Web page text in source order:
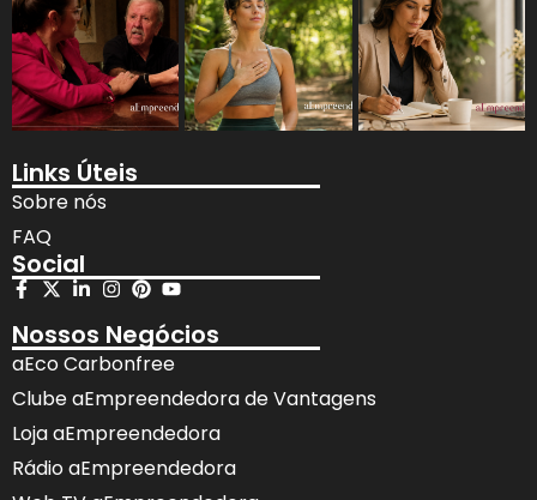
Links Úteis
Sobre nós
FAQ
Social
Nossos Negócios
aEco Carbonfree
Clube aEmpreendedora de Vantagens
Loja aEmpreendedora
Rádio aEmpreendedora